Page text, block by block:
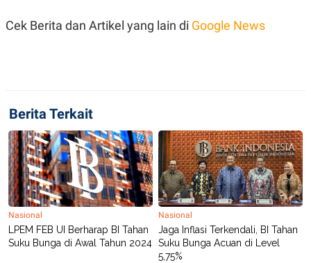
A
D
E
A
A
G
G
A
N
A
N
C
E
T
A
K
I
E
R
J
A
E
M
I
T
E
N
Cek Berita dan Artikel yang lain di Google News
Berita Terkait
Nasional
LPEM FEB UI Berharap BI Tahan
Suku Bunga di Awal Tahun 2024
Nasional
Jaga Inflasi Terkendali, BI Tahan
Suku Bunga Acuan di Level
5,75%